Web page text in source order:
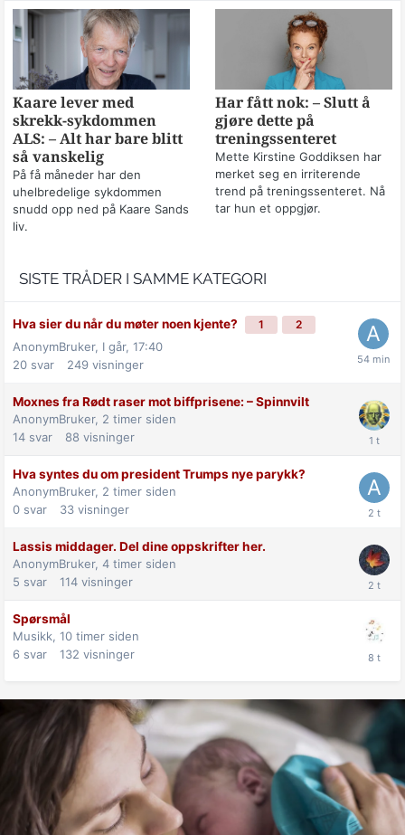
Kaare lever med
skrekk-sykdommen
ALS: – Alt har bare blitt
så vanskelig
På få måneder har den
uhelbredelige sykdommen
snudd opp ned på Kaare Sands
liv.
Har fått nok: – Slutt å
gjøre dette på
treningssenteret
Mette Kirstine Goddiksen har
merket seg en irriterende
trend på treningssenteret. Nå
tar hun et oppgjør.
SISTE TRÅDER I SAMME KATEGORI
Hva sier du når du møter noen kjente? 1 2
AnonymBruker, I går, 17:40
20 svar 249 visninger
Moxnes fra Rødt raser mot biff­prisene: –⁠ Spinnvilt
AnonymBruker, 2 timer siden
14 svar 88 visninger
Hva syntes du om president Trumps nye parykk?
AnonymBruker, 2 timer siden
0 svar 33 visninger
Lassis middager. Del dine oppskrifter her.
AnonymBruker, 4 timer siden
5 svar 114 visninger
Spørsmål
Musikk, 10 timer siden
6 svar 132 visninger